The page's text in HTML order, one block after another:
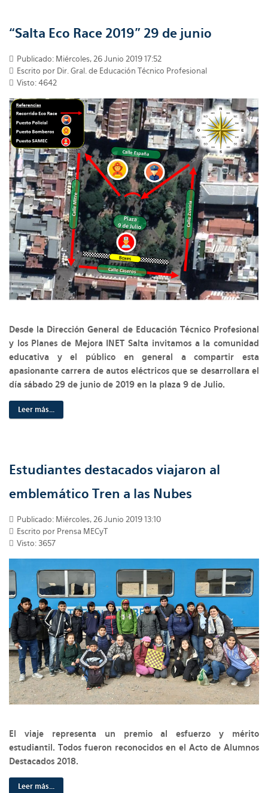
“Salta Eco Race 2019” 29 de junio
Publicado: Miércoles, 26 Junio 2019 17:52
Escrito por Dir. Gral. de Educación Técnico Profesional
Visto: 4642
Desde la Dirección General de Educación Técnico Profesional
y los Planes de Mejora INET Salta invitamos a la comunidad
educativa y el público en general a compartir esta
apasionante carrera de autos eléctricos que se desarrollara el
día sábado 29 de junio de 2019 en la plaza 9 de Julio.
Leer más...
Estudiantes destacados viajaron al
emblemático Tren a las Nubes
Publicado: Miércoles, 26 Junio 2019 13:10
Escrito por Prensa MECyT
Visto: 3657
El viaje representa un premio al esfuerzo y mérito
estudiantil. Todos fueron reconocidos en el Acto de Alumnos
Destacados 2018.
Leer más...